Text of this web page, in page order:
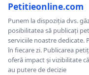
Petitieonline.com
Punem la dispoziția dvs.
posibilitatea să publicați
serviciile noastre dedicate.
în fiecare zi. Publicarea
oferă impact și vizibilitate
au putere de decizie